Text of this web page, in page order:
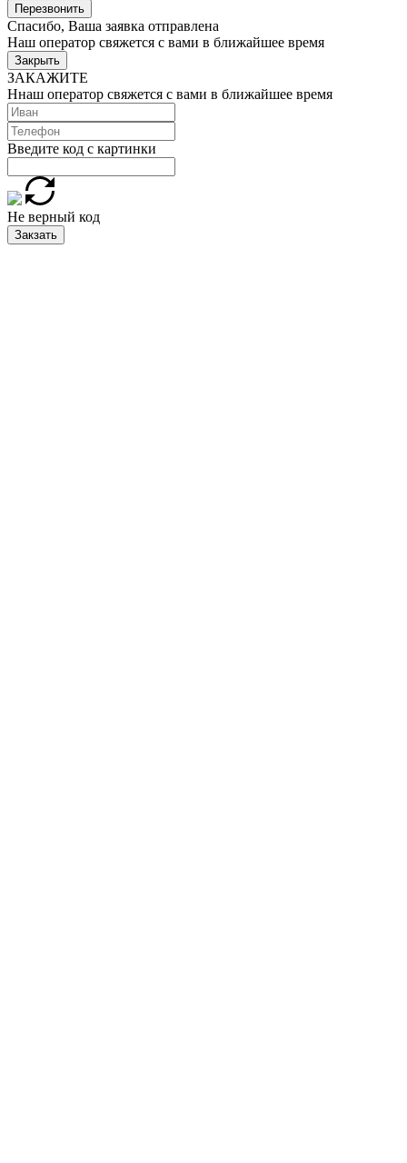
Перезвонить
Спасибо, Ваша заявка отправлена
Наш оператор свяжется с вами в ближайшее время
Закрыть
ЗАКАЖИТЕ
Ннаш оператор свяжется с вами в ближайшее время
Введите код с картинки
Не верный код
Закзать